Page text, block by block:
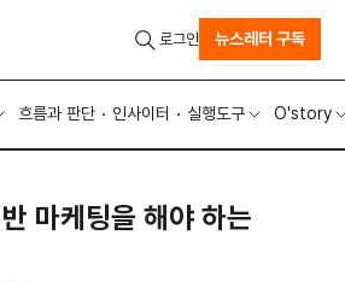
흐름과 판단 인사이터 실행도구 O'story
로그인 뉴스레터 구독
마케팅을 해야 하는